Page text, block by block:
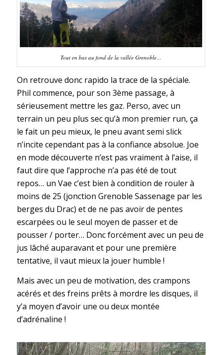
Tout en bas au fond de la vallée Grenoble…
On retrouve donc rapido la trace de la spéciale.
Phil commence, pour son 3ème passage, à
sérieusement mettre les gaz. Perso, avec un
terrain un peu plus sec qu’à mon premier run, ça
le fait un peu mieux, le pneu avant semi slick
n’incite cependant pas à la confiance absolue. Joe
en mode découverte n’est pas vraiment à l’aise, il
faut dire que l’approche n’a pas été de tout
repos… un Vae c’est bien à condition de rouler à
moins de 25 (jonction Grenoble Sassenage par les
berges du Drac) et de ne pas avoir de pentes
escarpées ou le seul moyen de passer et de
pousser / porter… Donc forcément avec un peu de
jus lâché auparavant et pour une première
tentative, il vaut mieux la jouer humble !
Mais avec un peu de motivation, des crampons
acérés et des freins prêts à mordre les disques, il
y’a moyen d’avoir une ou deux montée
d’adrénaline !